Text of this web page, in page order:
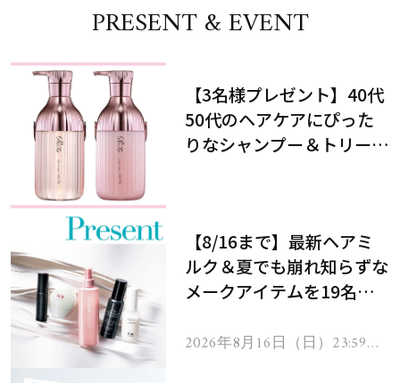
PRESENT & EVENT
【3名様プレゼント】40代
50代のヘアケアにぴった
りなシャンプー＆トリート
【8/16まで】最新ヘアミ
ルク＆夏でも崩れ知らずな
メークアイテムを19名様
2026年8月16日（日）23:59ま